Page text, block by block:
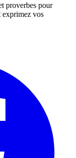
proverbes pour
exprimez vos